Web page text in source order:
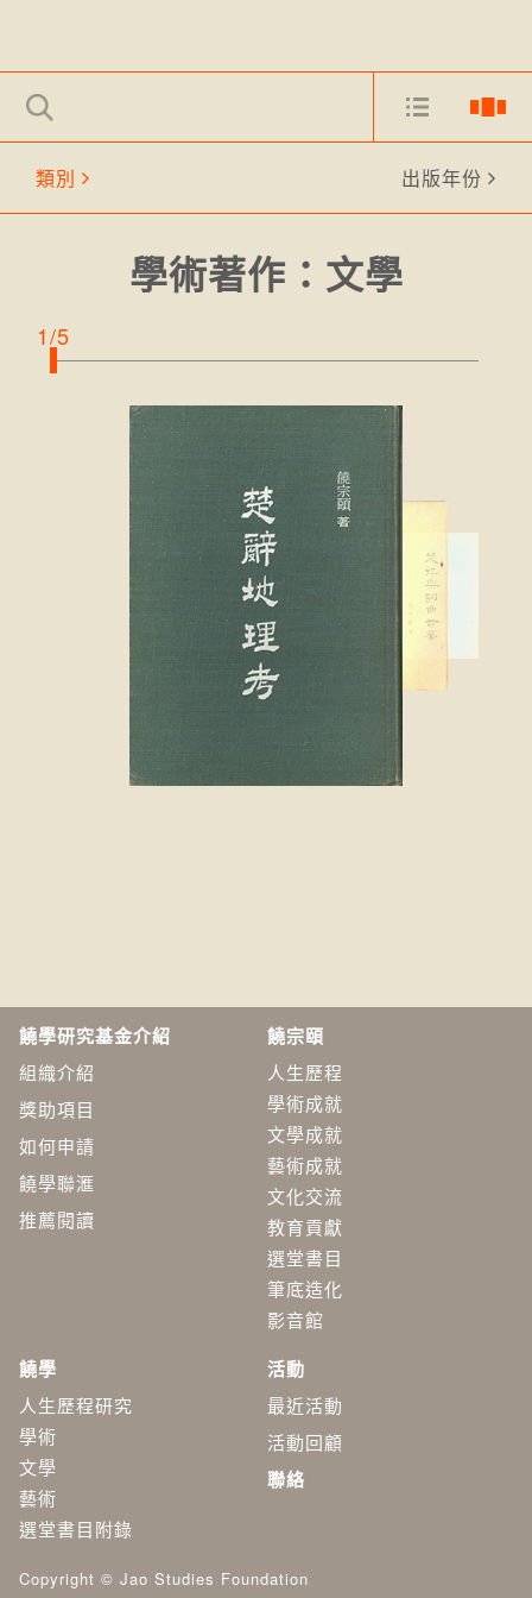
類別 出版年份
學術著作：文學
1/5
饒學研究基金介紹
組織介紹
獎助項目
如何申請
饒學聯滙
推薦閱讀
饒宗頤
人生歷程
學術成就
文學成就
藝術成就
文化交流
教育貢獻
選堂書目
筆底造化
影音館
饒學
人生歷程研究
學術
​文學
藝術
選堂書目附錄
活動
最近活動
活動回顧
聯絡
Copyright © Jao Studies Foundation